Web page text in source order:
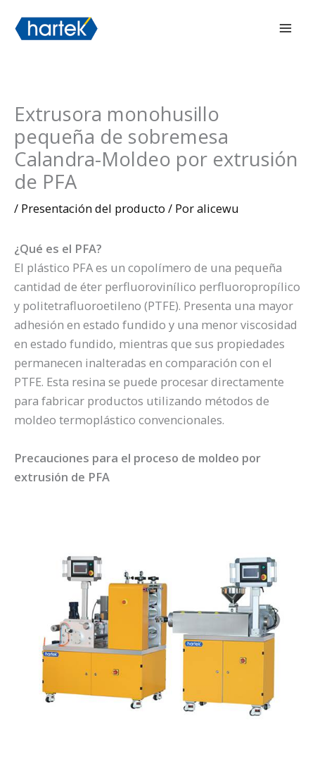
Extrusora monohusillo
pequeña de sobremesa
Calandra-Moldeo por extrusión
de PFA
/ Presentación del producto / Poralicewu
¿Qué es el PFA?
El plástico PFA es un copolímero de una pequeña
cantidad de éter perfluorovinílico perfluoropropílico
y politetrafluoroetileno (PTFE). Presenta una mayor
adhesión en estado fundido y una menor viscosidad
en estado fundido, mientras que sus propiedades
permanecen inalteradas en comparación con el
PTFE. Esta resina se puede procesar directamente
para fabricar productos utilizando métodos de
moldeo termoplástico convencionales.
Precauciones para el proceso de moldeo por
extrusión de PFA